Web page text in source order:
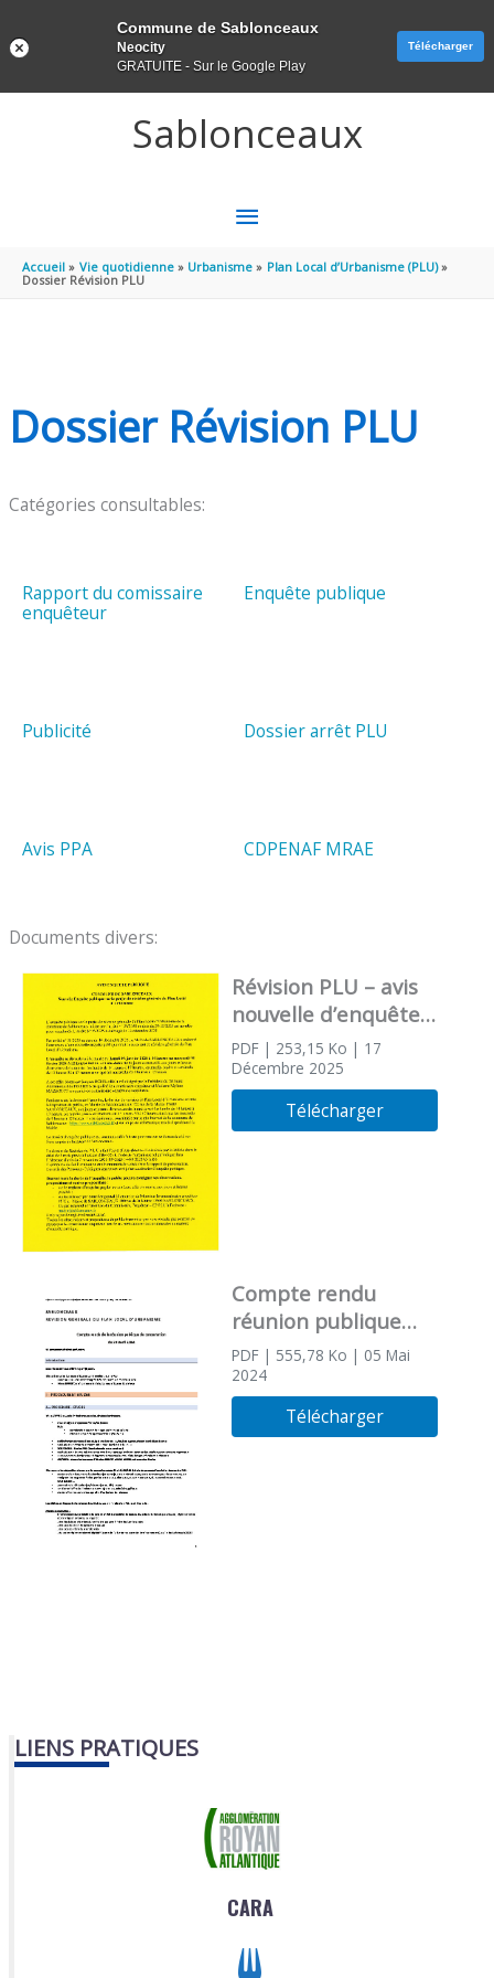
Sablonceaux
MENU
PRINCIPAL
Accueil Vie quotidienne Urbanisme
Plan Local d’Urbanisme (PLU)
Dossier Révision PLU
Dossier Révision PLU
Catégories consultables:
Rapport du comissaire
enquêteur
Enquête publique
Publicité Dossier arrêt PLU
Avis PPA CDPENAF MRAE
Documents divers:
Révision PLU – avis
nouvelle d’enquête
publique
PDF| 253,15 Ko | 17
Décembre 2025
Télécharger
Compte rendu
réunion publique
PLU 29/04/24
PDF| 555,78 Ko | 05 Mai
2024
Télécharger
LIENS PRATIQUES
CARA
Commune de Sablonceaux
Neocity
GRATUITE - Sur le Google Play
Télécharger